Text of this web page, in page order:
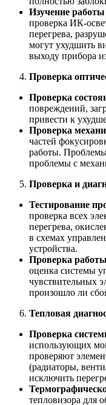
Изучение
проверка ИК-
перегрева,
могут ухудшить
выходу прибора
Проверка
Проверка
повреждений,
привести к
Проверка
частей
работы.
проблемы с
Проверка и
Тестирование
проверка всех
перегрева,
в схемах
устройства.
Проверка
оценка системы
чувствительных
произошло ли
Тепловая
Проверка
использующих
проверяют
(радиаторы,
исключить
тепловизора для